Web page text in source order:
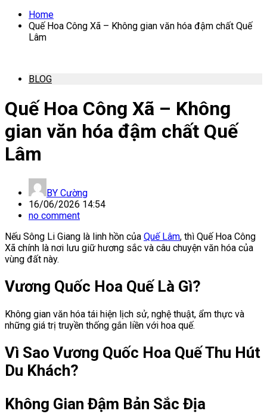
Home
Quế Hoa Công Xã – Không gian văn hóa đậm chất Quế
Lâm
BLOG
Quế Hoa Công Xã – Không
gian văn hóa đậm chất Quế
Lâm
BY Cường
16/06/2026 14:54
no comment
Nếu Sông Li Giang là linh hồn của Quế Lâm, thì Quế Hoa Công
Xã chính là nơi lưu giữ hương sắc và câu chuyện văn hóa của
vùng đất này.
Vương Quốc Hoa Quế Là Gì?
Không gian văn hóa tái hiện lịch sử, nghệ thuật, ẩm thực và
những giá trị truyền thống gắn liền với hoa quế.
Vì Sao Vương Quốc Hoa Quế Thu Hút
Du Khách?
Không Gian Đậm Bản Sắc Địa